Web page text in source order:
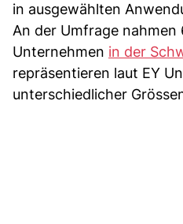
in ausgewählten
An der Umfrage nahmen
Unternehmen in der
repräsentieren laut EY
unterschiedlicher